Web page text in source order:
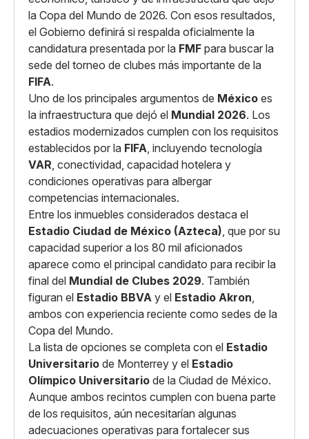
la Copa del Mundo de 2026. Con esos resultados,
el Gobierno definirá si respalda oficialmente la
candidatura presentada por la FMF para buscar la
sede del torneo de clubes más importante de la
FIFA.
Uno de los principales argumentos de México es
la infraestructura que dejó el Mundial 2026. Los
estadios modernizados cumplen con los requisitos
establecidos por la FIFA, incluyendo tecnología
VAR, conectividad, capacidad hotelera y
condiciones operativas para albergar
competencias internacionales.
Entre los inmuebles considerados destaca el
Estadio Ciudad de México (Azteca), que por su
capacidad superior a los 80 mil aficionados
aparece como el principal candidato para recibir la
final del Mundial de Clubes 2029. También
figuran el Estadio BBVA y el Estadio Akron,
ambos con experiencia reciente como sedes de la
Copa del Mundo.
La lista de opciones se completa con el Estadio
Universitario de Monterrey y el Estadio
Olímpico Universitario de la Ciudad de México.
Aunque ambos recintos cumplen con buena parte
de los requisitos, aún necesitarían algunas
adecuaciones operativas para fortalecer sus